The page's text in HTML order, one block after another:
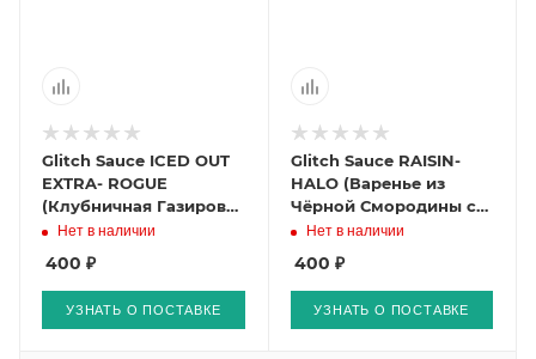
Glitch Sauce ICED OUT
EXTRA- ROGUE
(Клубничная Газировка
с Лимоном) 30 мл
Нет в наличии
400 ₽
УЗНАТЬ О ПОСТАВКЕ
Glitch Sauce RAISIN-
HALO (Варенье из
Чёрной Смородины с
Ежевикой) 30 мл
Нет в наличии
400 ₽
УЗНАТЬ О ПОСТАВКЕ